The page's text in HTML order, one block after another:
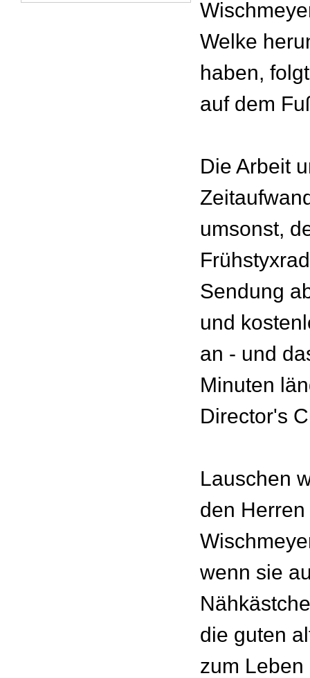
Welke
haben,
auf dem
Die Arbeit
umsonst,
Sendung
und
an - und
Minuten
Director's
Lauschen
den
wenn sie
die guten
zum